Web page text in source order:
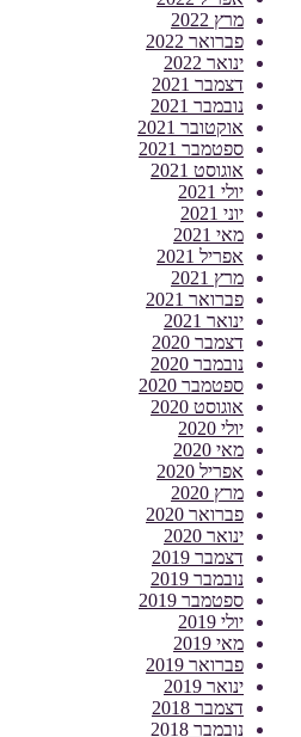
מרץ 2022
פברואר 2022
ינואר 2022
דצמבר 2021
נובמבר 2021
אוקטובר 2021
ספטמבר 2021
אוגוסט 2021
יולי 2021
יוני 2021
מאי 2021
אפריל 2021
מרץ 2021
פברואר 2021
ינואר 2021
דצמבר 2020
נובמבר 2020
ספטמבר 2020
אוגוסט 2020
יולי 2020
מאי 2020
אפריל 2020
מרץ 2020
פברואר 2020
ינואר 2020
דצמבר 2019
נובמבר 2019
ספטמבר 2019
יולי 2019
מאי 2019
פברואר 2019
ינואר 2019
דצמבר 2018
נובמבר 2018